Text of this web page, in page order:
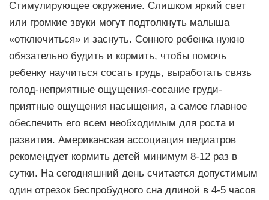
Стимулирующее окружение. Слишком яркий свет
или громкие звуки могут подтолкнуть малыша
«отключиться» и заснуть. Сонного ребенка нужно
обязательно будить и кормить, чтобы помочь
ребенку научиться сосать грудь, выработать связь
голод-неприятные ощущения-сосание груди-
приятные ощущения насыщения, а самое главное
обеспечить его всем необходимым для роста и
развития. Американская ассоциация педиатров
рекомендует кормить детей минимум 8-12 раз в
сутки. На сегодняшний день считается допустимым
один отрезок беспробудного сна длиной в 4-5 часов